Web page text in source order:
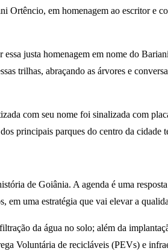
em homenagem ao escritor e
justa homenagem em nome do
trilhas, abraçando as árvores e
com seu nome foi sinalizada com
principais parques do centro da cidade
de Goiânia. A agenda é uma
em uma estratégia que vai elevar a
da água no solo; além da
Voluntária de recicláveis (PEVs) e